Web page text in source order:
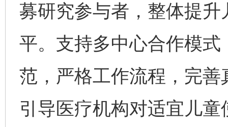
募研究参与者，整体提
平。支持多中心合作模
范，严格工作流程，完
引导医疗机构对适宜儿